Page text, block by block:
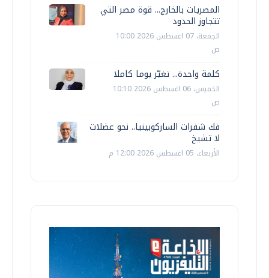
المصريات بالخارج... قوة مصر التي
تتجاوز الحدود
الجمعة، 07 اغسطس 2026 10:00
ص
كلمة واحدة... تغيّر يوما كاملا
الخميس، 06 اغسطس 2026 10:10
ص
فك شفرات الساركوبينيا.. نحو عضلات
لا تشيخ
الأربعاء، 05 اغسطس 2026 12:00 م